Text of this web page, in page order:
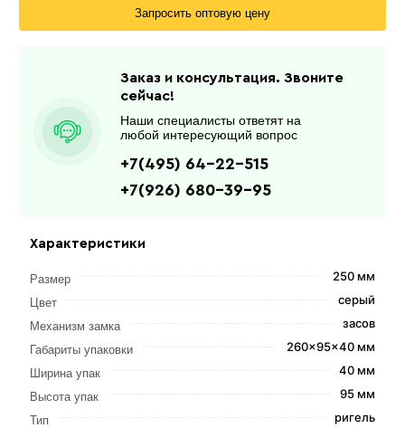
Характеристики
Размер 250 мм
Цвет серый
Механизм замка засов
Габариты упаковки 260x95x40 мм
Ширина упак 40 мм
Высота упак 95 мм
Тип ригель
Запросить оптовую цену
Заказ и консультация. Звоните
сейчас!
Наши специалисты ответят на
любой интересующий вопрос
+7(495) 64-22-515
+7(926) 680-39-95